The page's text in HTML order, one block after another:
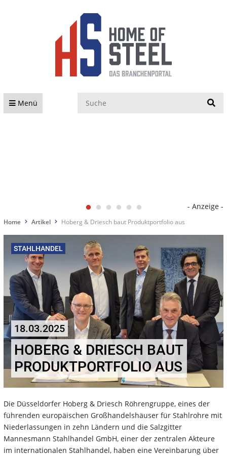
Menü
- Anzeige -
Home Artikel Hoberg & Driesch baut Produktportfolio aus
STAHLHANDEL
18.03.2025
HOBERG & DRIESCH BAUT
PRODUKTPORTFOLIO AUS
Die Düsseldorfer Hoberg & Driesch Röhrengruppe, eines der
führenden europäischen Großhandelshäuser für Stahlrohre mit
Niederlassungen in zehn Ländern und die Salzgitter
Mannesmann Stahlhandel GmbH, einer der zentralen Akteure
im internationalen Stahlhandel, haben eine Vereinbarung über